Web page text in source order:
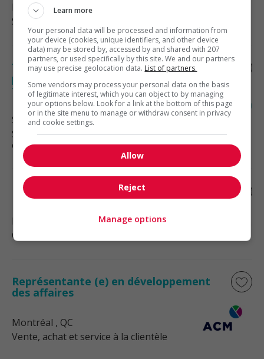
Longueuil, QC
Soutien administratif
Travailleur social /travailleuse sociale
pour le programme d’aide aux employés
télétravail
Saint-Jérôme, QC
Services sociaux, sciences sociales
et éducation
Planificateur financier
Comptabilité, finance et assurance
Représentante (e) en développement
des affaires
Montréal , QC
Vente, achat et service à la clientèle
Learn more
Your personal data will be processed and information from
your device (cookies, unique identifiers, and other device
data) may be stored by, accessed by and shared with 207
partners, or used specifically by this site. We and our partners
may use precise geolocation data. List of partners.
Some vendors may process your personal data on the basis
of legitimate interest, which you can object to by managing
your options below. Look for a link at the bottom of this page
or in the site menu to manage or withdraw consent in privacy
and cookie settings.
Allow
Reject
Manage options